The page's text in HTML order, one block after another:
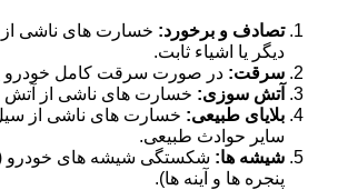
تصادف و برخورد: خسارت های ناشی از
دیگر یا اشیاء ثابت.
سرقت: در صورت سرقت کامل خودرو
آتش سوزی: خسارت های ناشی از آتش
بلایای طبیعی: خسارت های ناشی از
سایر حوادث طبیعی.
شیشه ها: شکستگی شیشه های خودرو
پنجره ها و آینه ها).